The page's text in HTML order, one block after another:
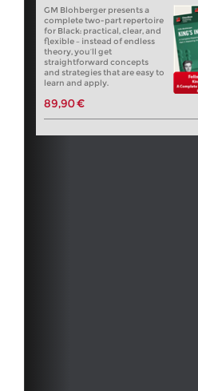
GM Blohberger presents a
complete two-part repertoire
for Black: practical, clear, and
flexible – instead of endless
theory, you’ll get
straightforward concepts
and strategies that are easy to
learn and apply.
89,90 €